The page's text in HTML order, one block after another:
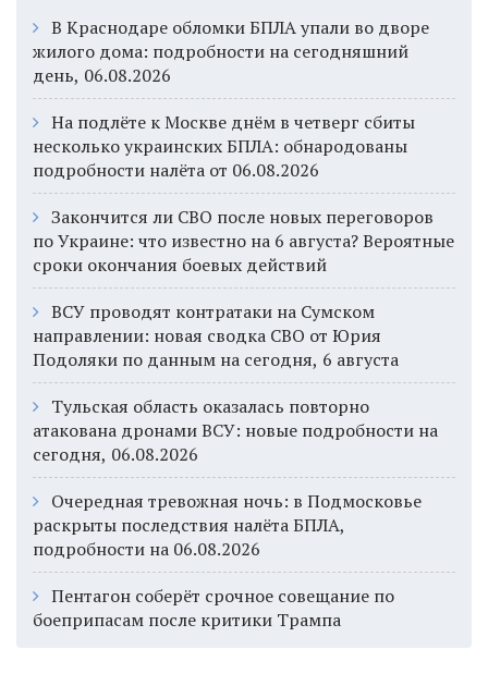
В Краснодаре обломки БПЛА упали во дворе
жилого дома: подробности на сегодняшний
день, 06.08.2026
На подлёте к Москве днём в четверг сбиты
несколько украинских БПЛА: обнародованы
подробности налёта от 06.08.2026
Закончится ли СВО после новых переговоров
по Украине: что известно на 6 августа? Вероятные
сроки окончания боевых действий
ВСУ проводят контратаки на Сумском
направлении: новая сводка СВО от Юрия
Подоляки по данным на сегодня, 6 августа
Тульская область оказалась повторно
атакована дронами ВСУ: новые подробности на
сегодня, 06.08.2026
Очередная тревожная ночь: в Подмосковье
раскрыты последствия налёта БПЛА,
подробности на 06.08.2026
Пентагон соберёт срочное совещание по
боеприпасам после критики Трампа